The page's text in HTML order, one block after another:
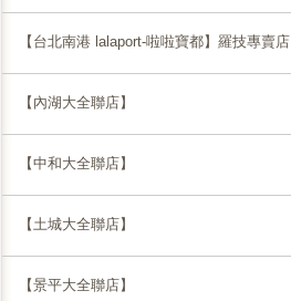
【台北南港 lalaport-啦啦寶都】羅技專賣店
【內湖大全聯店】
【中和大全聯店】
【土城大全聯店】
【景平大全聯店】